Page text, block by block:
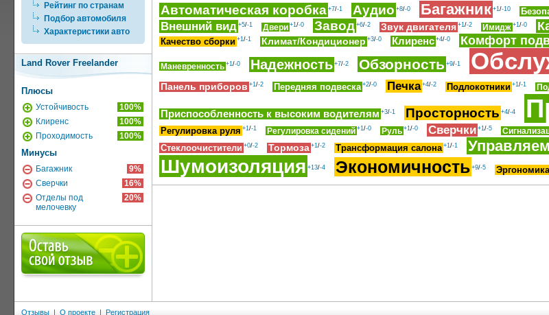
Рейтинг по странам
Подбор автомобиля
Характеристики авто
Land Rover Freelander
Плюсы
Устойчивость
100%
Клиренс
100%
Проходимость
100%
Минусы
Багажник
9%
Сверчки
16%
Отделы под
мелочевку
20%
Автоматическая коробка +7/-1 Аудио +8/-0 Багажник +1/-10
Внешний вид +5/-1 Двери +1/-0 Завод +6/-2 Звук двигателя +1/-2 Имидж +1/-0
Качество сборки +1/-1 Климат/Кондиционер +3/-0 Клиренс +4/-0 Комфорт
Маневренность +1/-0 Надежность +7/-2 Обзорность +9/-1
Панель приборов +1/-2 Передняя подвеска +2/-0 Печка +4/-2 Подлокотники +1/-1
Приспособленность к высоким водителям +3/-1 Просторность +4/-4
Регулировка руля +1/-1 Регулировка сидений +1/-0 Руль +1/-0 Сверчки +1/-5
Стеклоочистители +0/-2 Тормоза +1/-2 Трансформация салона +1/-1
Шумоизоляция +13/-4 Экономичность +9/-5 Эргономика
Отзывы | О проекте | Регистрация